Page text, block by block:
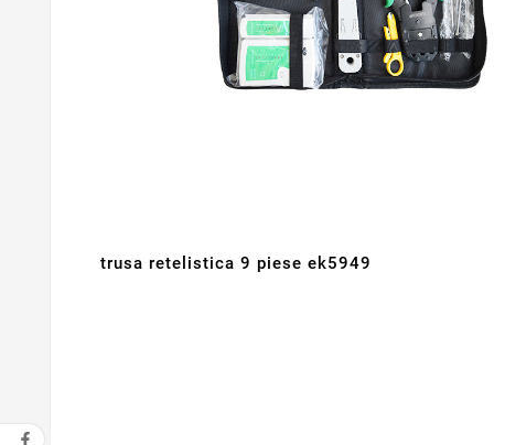
trusa retelistica 9 piese ek5949